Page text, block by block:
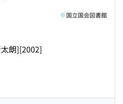
朗][2002]
国立国会図書館